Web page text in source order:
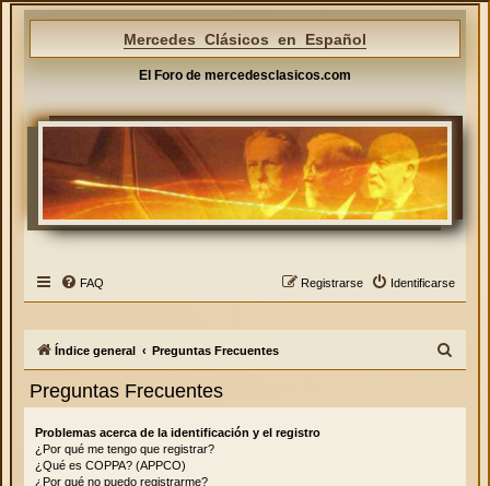
Mercedes Clásicos en Español
El Foro de mercedesclasicos.com
FAQ Identificarse
Registrarse
Índice general Preguntas Frecuentes
Preguntas Frecuentes
Problemas acerca de la identificación y el registro
¿Por qué me tengo que registrar?
¿Qué es COPPA? (APPCO)
¿Por qué no puedo registrarme?